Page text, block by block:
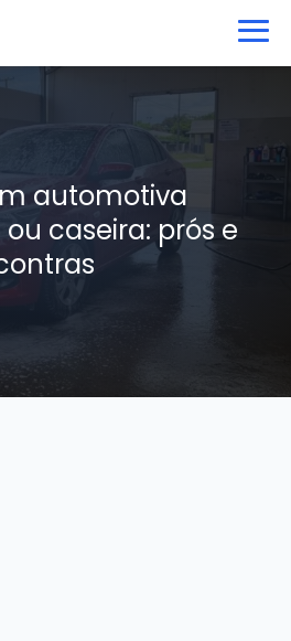
automotiva
caseira: prós e